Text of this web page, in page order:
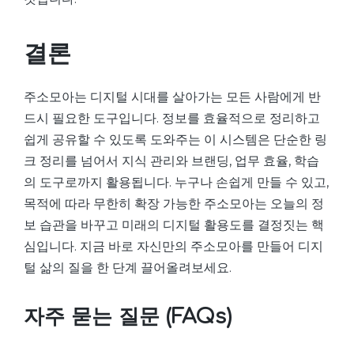
결론
주소모아는 디지털 시대를 살아가는 모든 사람에게 반
드시 필요한 도구입니다. 정보를 효율적으로 정리하고
쉽게 공유할 수 있도록 도와주는 이 시스템은 단순한 링
크 정리를 넘어서 지식 관리와 브랜딩, 업무 효율, 학습
의 도구로까지 활용됩니다. 누구나 손쉽게 만들 수 있고,
목적에 따라 무한히 확장 가능한 주소모아는 오늘의 정
보 습관을 바꾸고 미래의 디지털 활용도를 결정짓는 핵
심입니다. 지금 바로 자신만의 주소모아를 만들어 디지
털 삶의 질을 한 단계 끌어올려보세요.
자주 묻는 질문 (FAQs)